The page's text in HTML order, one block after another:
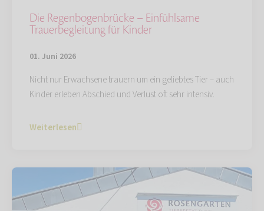
Die Regenbogenbrücke – Einfühlsame
Trauerbegleitung für Kinder
01. Juni 2026
Nicht nur Erwachsene trauern um ein geliebtes Tier – auch
Kinder erleben Abschied und Verlust oft sehr intensiv.
Weiterlesen